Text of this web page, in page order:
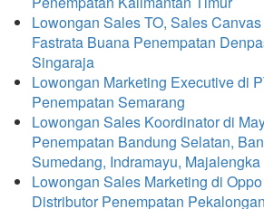
Lowongan Sales TO, Sales
Fastrata Buana Penempatan
Singaraja
Lowongan Marketing Executive di
Penempatan Semarang
Lowongan Sales Koordinator di
Penempatan Bandung Selatan,
Sumedang, Indramayu, Majalengka
Lowongan Sales Marketing di
Distributor Penempatan